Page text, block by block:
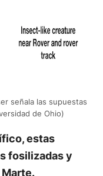
señala las supuestas
de Ohio)
estas
fosilizadas y